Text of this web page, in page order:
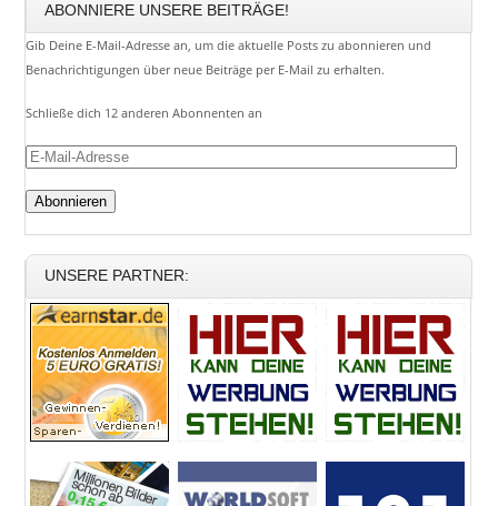
ABONNIERE UNSERE BEITRÄGE!
Gib Deine E-Mail-Adresse an, um die aktuelle Posts zu abonnieren und
Benachrichtigungen über neue Beiträge per E-Mail zu erhalten.
Schließe dich 12 anderen Abonnenten an
E-
Adresse
UNSERE PARTNER: